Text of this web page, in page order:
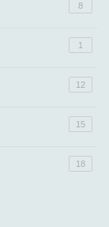
8
1
12
15
18